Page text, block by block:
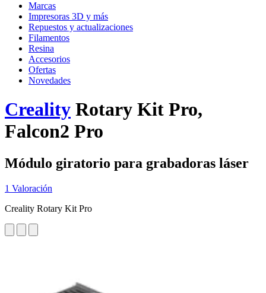
Marcas
Impresoras 3D y más
Repuestos y actualizaciones
Filamentos
Resina
Accesorios
Ofertas
Novedades
Creality Rotary Kit Pro,
Falcon2 Pro
Módulo giratorio para grabadoras láser
1 Valoración
Creality Rotary Kit Pro